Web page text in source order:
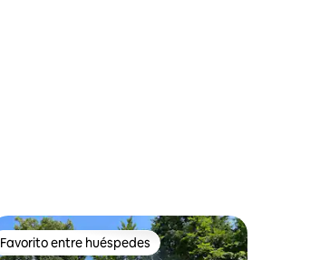
Favorito entre huéspedes
Favorito entre huéspedes